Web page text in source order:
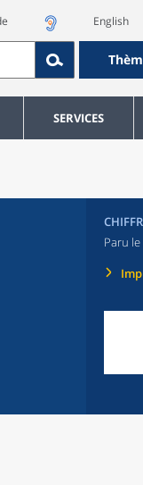
English
SERVICES
Paru le